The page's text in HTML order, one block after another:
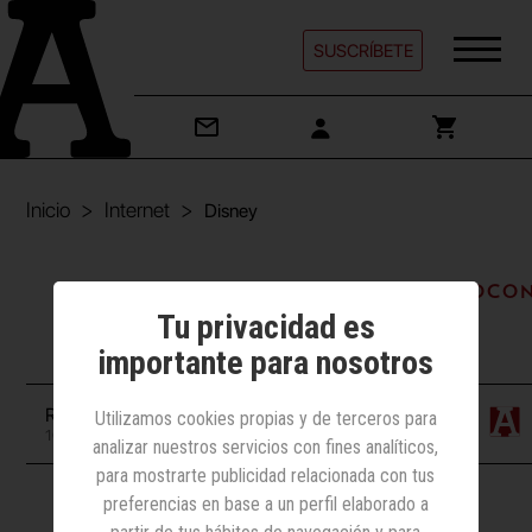
SUSCRÍBETE
Inicio Internet Disney
Internet | Juegos/Juguetes/
Disney
Redacción
10 diciembre 2013
Tu privacidad es
importante para nosotros
Utilizamos cookies propias y de terceros para
analizar nuestros servicios con fines analíticos,
para mostrarte publicidad relacionada con tus
preferencias en base a un perfil elaborado a